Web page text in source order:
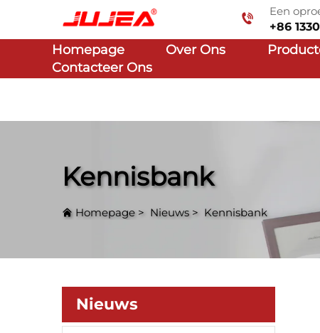
Een
+86
Homepage Over Ons
Contacteer Ons
Kennisbank
Homepage > Nieuws > Kennisbank
Nieuws